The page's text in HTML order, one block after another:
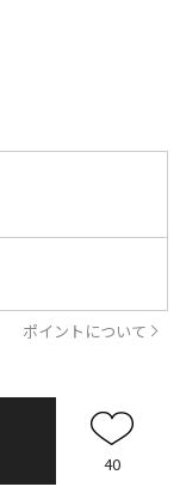
ポイントについて
40